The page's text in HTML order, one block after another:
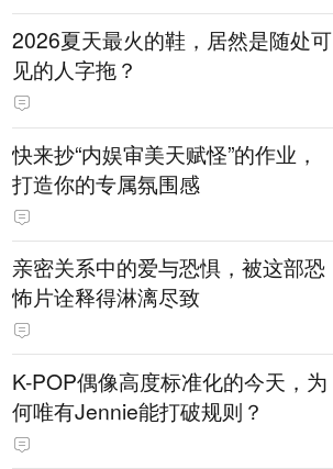
2026夏天最火的鞋，居然是随处可
见的人字拖？
快来抄“内娱审美天赋怪”的作业，
打造你的专属氛围感
亲密关系中的爱与恐惧，被这部恐
怖片诠释得淋漓尽致
K-POP偶像高度标准化的今天，为
何唯有Jennie能打破规则？